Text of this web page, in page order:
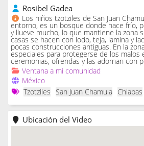
Rosibel Gadea
Los niños tzotziles de San Juan
entorno, es un bosque donde hace frío,
y llueve mucho, lo que mantiene la zona
casas se hacen con lodo, teja, lamina y
pocas construcciones antiguas. En la
especiales para protegerse de los malos
ceremonias, ofrendas y las adornan con
Ventana a mi comunidad
México
Tzotziles
San Juan Chamula Chiapas
Ubicación del Video